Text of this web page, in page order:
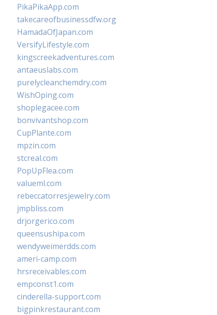
PikaPikaApp.com
takecareofbusinessdfw.org
HamadaOfJapan.com
VersifyLifestyle.com
kingscreekadventures.com
antaeuslabs.com
purelycleanchemdry.com
WishOping.com
shoplegacee.com
bonvivantshop.com
CupPlante.com
mpzin.com
stcreal.com
PopUpFlea.com
valueml.com
rebeccatorresjewelry.com
jmpbliss.com
drjorgerico.com
queensushipa.com
wendyweimerdds.com
ameri-camp.com
hrsreceivables.com
empconst1.com
cinderella-support.com
bigpinkrestaurant.com